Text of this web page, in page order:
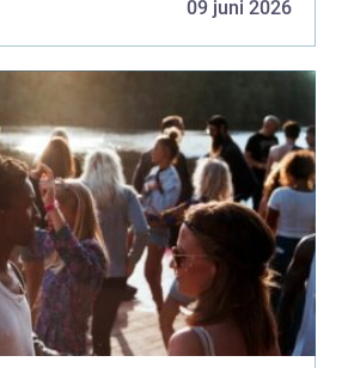
09 juni 2026